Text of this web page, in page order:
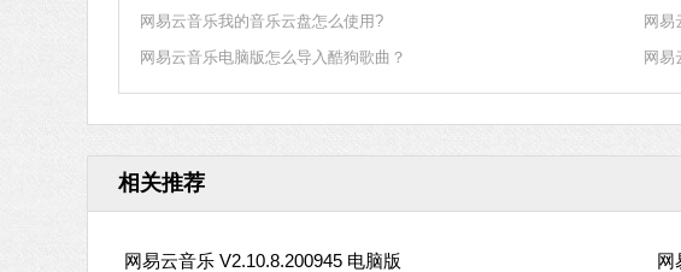
网易云音乐我的音乐云盘怎么使用?
网易
网易云音乐电脑版怎么导入酷狗歌曲？
网易
相关推荐
网易云音乐 V2.10.8.200945 电脑版 网